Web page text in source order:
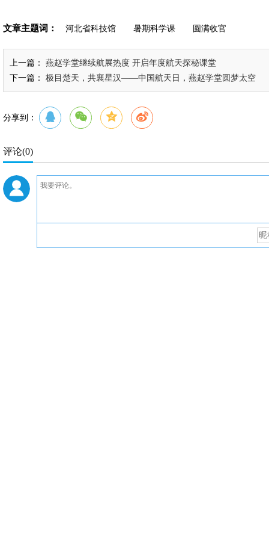
文章主题词： 河北省科技馆 暑期科学课 圆满收官
上一篇：
燕赵学堂继续航展热度 开启年度航天探秘课堂
下一篇：
极目楚天，共襄星汉——中国航天日，燕赵学堂圆梦太空
分享到：
评论(0)